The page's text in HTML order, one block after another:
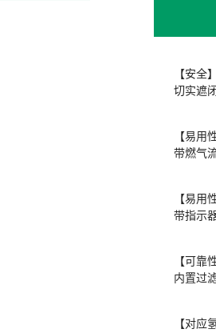
【安全
切实遮
【易用
带燃气
【易用
带指示
【可靠
内置过
【对应